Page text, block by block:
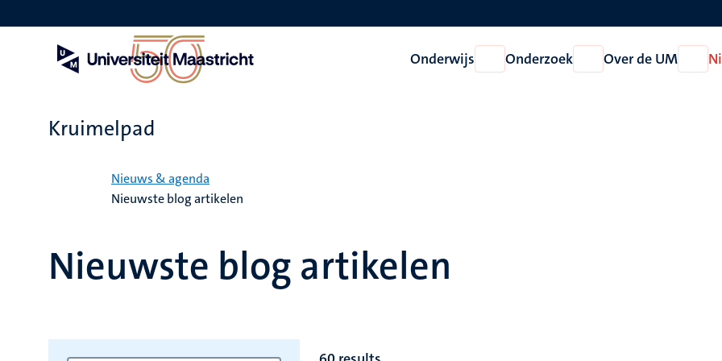
en
Onderwijs
Open
Onderwijs
Onderzoek
Open
Onderzoek
Over de UM
Open
Over
Kruimelpad
Nieuws & agenda
Nieuwste blog artikelen
Nieuwste blog artikelen